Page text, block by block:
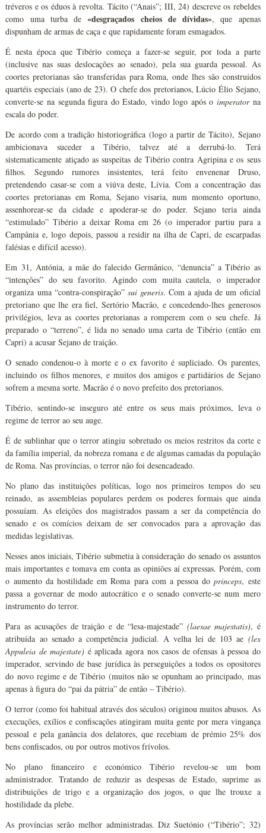
tréveros e os éduos à revolta. Tácito (“Anais”; III, 24) descreve os rebeldes
como uma turba de«desgraçados cheios de dívidas», que apenas
dispunham de armas de caça e que rapidamente foram esmagados.
É nesta época que Tibério começa a fazer-se seguir, por toda a parte
(inclusive nas suas deslocações ao senado), pela sua guarda pessoal. As
coortes pretorianas são transferidas para Roma, onde lhes são construídos
quartéis especiais (ano de 23). O chefe dos pretorianos, Lúcio Élio Sejano,
converte-se na segunda figura do Estado, vindo logo após o imperatorna
escala do poder.
De acordo com a tradição historiográfica (logo a partir de Tácito), Sejano
ambicionava suceder a Tibério, talvez até a derrubá-lo. Terá
sistematicamente atiçado as suspeitas de Tibério contra Agripina e os seus
filhos. Segundo rumores insistentes, terá feito envenenar Druso,
pretendendo casar-se com a viúva deste, Lívia. Com a concentração das
coortes pretorianas em Roma, Sejano visaria, num momento oportuno,
assenhorear-se da cidade e apoderar-se do poder. Sejano teria ainda
“estimulado” Tibério a deixar Roma em 26 (o imperador partiu para a
Campânia e, logo depois, passou a residir na ilha de Capri, de escarpadas
falésias e difícil acesso).
Em 31, Antónia, a mãe do falecido Germânico, “denuncia” a Tibério as
“intenções” do seu favorito. Agindo com muita cautela, o imperador
organiza uma “contra-conspiração” sui generis. Com a ajuda de um oficial
pretoriano que lhe era fiel, Sertório Macrão, e concedendo-lhes generosos
privilégios, leva as coortes pretorianas a romperem com o seu chefe. Já
preparado o “terreno”, é lida no senado uma carta de Tibério (então em
Capri) a acusar Sejano de traição.
O senado condenou-o à morte e o ex favorito é supliciado. Os parentes,
incluindo os filhos menores, e muitos dos amigos e partidários de Sejano
sofrem a mesma sorte. Macrão é o novo prefeito dos pretorianos.
Tibério, sentindo-se inseguro até entre os seus mais próximos, leva o
regime de terror ao seu auge.
É de sublinhar que o terror atingiu sobretudo os meios restritos da corte e
da família imperial, da nobreza romana e de algumas camadas da população
de Roma. Nas províncias, o terror não foi desencadeado.
No plano das instituições políticas, logo nos primeiros tempos do seu
reinado, as assembleias populares perdem os poderes formais que ainda
possuíam. As eleições dos magistrados passam a ser da competência do
senado e os comícios deixam de ser convocados para a aprovação das
medidas legislativas.
Nesses anos iniciais, Tibério submetia à consideração do senado os assuntos
mais importantes e tomava em conta as opiniões aí expressas. Porém, com
o aumento da hostilidade em Roma para com a pessoa doprinceps, este
passa a governar de modo autocrático e o senado converte-se num mero
instrumento do terror.
Para as acusações de traição e de “lesa-majestade” (laesae majestatis), é
atribuída ao senado a competência judicial. A velha lei de 103 ae (lex
Appuleia de majestate) é aplicada agora nos casos de ofensas à pessoa do
imperador, servindo de base jurídica às perseguições a todos os opositores
do novo regime e de Tibério (muitos não se opunham ao principado, mas
apenas à figura do “pai da pátria” de então – Tibério).
O terror (como foi habitual através dos séculos) originou muitos abusos. As
execuções, exílios e confiscações atingiram muita gente por mera vingança
pessoal e pela ganância dos delatores, que recebiam de prémio 25% dos
bens confiscados, ou por outros motivos frívolos.
No plano financeiro e económico Tibério revelou-se um bom
administrador. Tratando de reduzir as despesas de Estado, suprime as
distribuições de trigo e a organização dos jogos, o que lhe trouxe a
hostilidade da plebe.
As províncias serão melhor administradas. Diz Suetónio (“Tibério”; 32)